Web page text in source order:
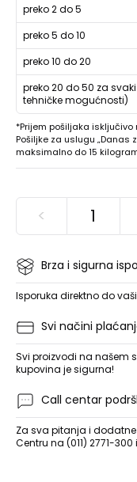
preko 2 do 5
preko 5 do 10
preko 10 do 20
preko 20 do 50 za
tehničke mogućnosti)
*Prijem pošiljaka isključivo
Pošiljke za uslugu
maksimalno do 15
<
Brza i sigurna
Isporuka direktno do
Svi načini
Svi proizvodi na našem
kupovina je sigurna!
Call centar
Za sva pitanja i
Centru na (011) 2771-